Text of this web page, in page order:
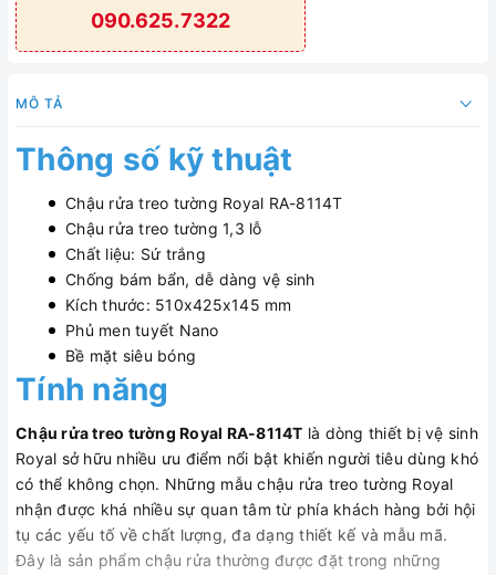
090.625.7322
MÔ TẢ
Thông số kỹ thuật
Chậu rửa treo tường Royal RA-8114T
Chậu rửa treo tường 1,3 lỗ
Chất liệu: Sứ trắng
Chống bám bẩn, dễ dàng vệ sinh
Kích thước: 510x425x145 mm
Phủ men tuyết Nano
Bề mặt siêu bóng
Tính năng
Chậu rửa treo tường Royal RA-8114T là dòng thiết bị vệ sinh
Royal sở hữu nhiều ưu điểm nổi bật khiến người tiêu dùng khó
có thể không chọn. Những mẫu chậu rửa treo tường Royal
nhận được khá nhiều sự quan tâm từ phía khách hàng bởi hội
tụ các yếu tố về chất lượng, đa dạng thiết kế và mẫu mã.
Đây là sản phẩm chậu rửa thường được đặt trong những